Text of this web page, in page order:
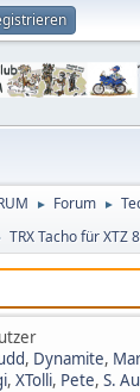
► Forum ►
TRX Tacho für XTZ
, Dynamite,
, XTolli, Pete, S.